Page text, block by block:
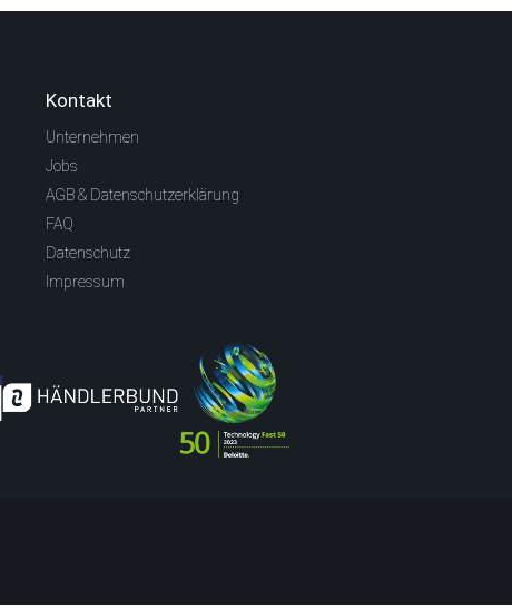
Kontakt
Unternehmen
Jobs
AGB & Datenschutzerklärung
FAQ
Datenschutz
Impressum